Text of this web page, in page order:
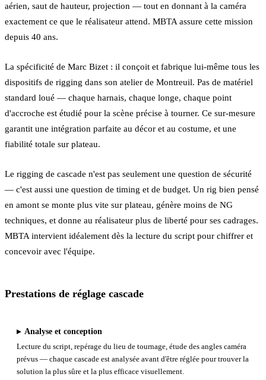
aérien, saut de hauteur, projection — tout en donnant à la caméra
exactement ce que le réalisateur attend. MBTA assure cette mission
depuis 40 ans.
La spécificité de Marc Bizet : il conçoit et fabrique lui-même tous les
dispositifs de rigging dans son atelier de Montreuil. Pas de matériel
standard loué — chaque harnais, chaque longe, chaque point
d'accroche est étudié pour la scène précise à tourner. Ce sur-mesure
garantit une intégration parfaite au décor et au costume, et une
fiabilité totale sur plateau.
Le rigging de cascade n'est pas seulement une question de sécurité
— c'est aussi une question de timing et de budget. Un rig bien pensé
en amont se monte plus vite sur plateau, génère moins de NG
techniques, et donne au réalisateur plus de liberté pour ses cadrages.
MBTA intervient idéalement dès la lecture du script pour chiffrer et
concevoir avec l'équipe.
Prestations de réglage cascade
▸ Analyse et conception
Lecture du script, repérage du lieu de tournage, étude des angles caméra
prévus — chaque cascade est analysée avant d'être réglée pour trouver la
solution la plus sûre et la plus efficace visuellement.